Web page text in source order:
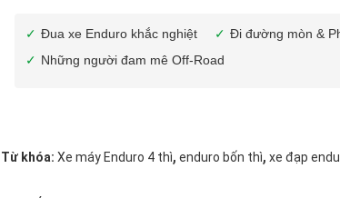
Đua xe Enduro khắc nghiệt Đi đường mòn &
Những người đam mê Off-Road
Từ khóa: Xe máy Enduro 4 thì, enduro bốn thì, xe đạp